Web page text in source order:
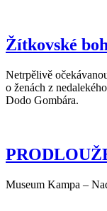
Žítkovské
Netrpělivě
o ženách z
Dodo Gombára.
Museum Kampa –